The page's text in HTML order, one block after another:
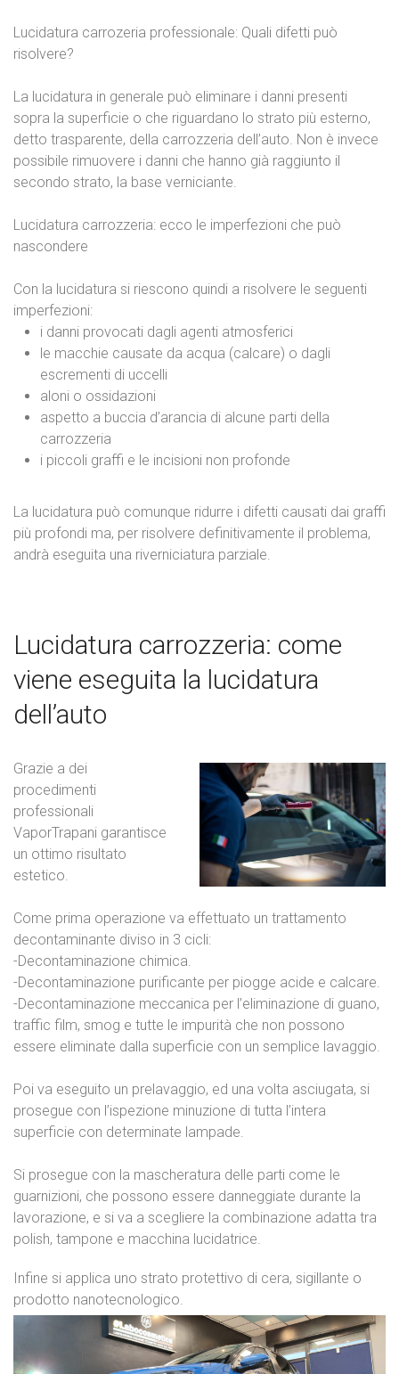
Lucidatura carrozeria professionale: Quali difetti può
risolvere?
La lucidatura in generale può eliminare i danni presenti
sopra la superficie o che riguardano lo strato più esterno,
detto trasparente, della carrozzeria dell’auto. Non è invece
possibile rimuovere i danni che hanno già raggiunto il
secondo strato, la base verniciante.
Lucidatura carrozzeria: ecco le imperfezioni che può
nascondere
Con la lucidatura si riescono quindi a risolvere le seguenti
imperfezioni:
i danni provocati dagli agenti atmosferici
le macchie causate da acqua (calcare) o dagli
escrementi di uccelli
aloni o ossidazioni
aspetto a buccia d’arancia di alcune parti della
carrozzeria
i piccoli graffi e le incisioni non profonde
La lucidatura può comunque ridurre i difetti causati dai graffi
più profondi ma, per risolvere definitivamente il problema,
andrà eseguita una riverniciatura parziale.
Lucidatura carrozzeria: come
viene eseguita la lucidatura
dell’auto
Grazie a dei
procedimenti
professionali
VaporTrapani garantisce
un ottimo risultato
estetico.
Come prima operazione va effettuato un trattamento
decontaminante diviso in 3 cicli:
-Decontaminazione chimica.
-Decontaminazione purificante per piogge acide e calcare.
-Decontaminazione meccanica per l’eliminazione di guano,
traffic film, smog e tutte le impurità che non possono
essere eliminate dalla superficie con un semplice lavaggio.
Poi va eseguito un prelavaggio, ed una volta asciugata, si
prosegue con l’ispezione minuzione di tutta l’intera
superficie con determinate lampade.
Si prosegue con la mascheratura delle parti come le
guarnizioni, che possono essere danneggiate durante la
lavorazione, e si va a scegliere la combinazione adatta tra
polish, tampone e macchina lucidatrice.
Infine si applica uno strato protettivo di cera, sigillante o
prodotto nanotecnologico.